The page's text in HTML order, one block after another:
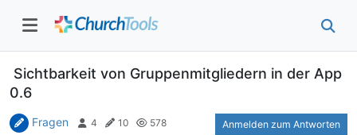
Sichtbarkeit von Gruppenmitgliedern in der App
0.6
Fragen 4 10 578 Anmelden zum Antworten